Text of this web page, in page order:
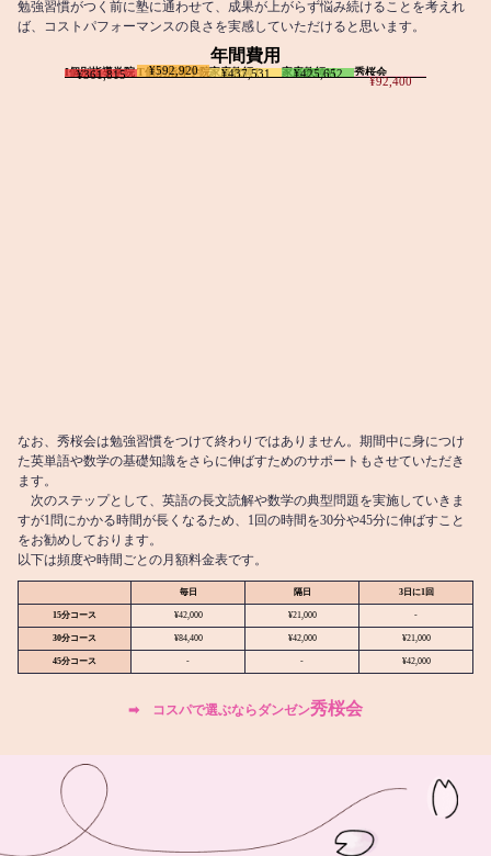
勉強習慣がつく前に塾に通わせて、成果が上がらず悩み続けることを考えれ
ば、コストパフォーマンスの良さを実感していただけると思います。
年間費用
I個別指導学院
¥361,815 T個別指導学院
¥592,920 家庭教師T
¥437,531 家庭教師M
¥425,652 秀桜会
¥92,400
なお、秀桜会は勉強習慣をつけて終わりではありません。期間中に身につけ
た英単語や数学の基礎知識をさらに伸ばすためのサポートもさせていただき
ます。
次のステップとして、英語の長文読解や数学の典型問題を実施していきま
すが1問にかかる時間が長くなるため、1回の時間を30分や45分に伸ばすこと
をお勧めしております。
以下は頻度や時間ごとの月額料金表です。
毎日 隔日 3日に1回
15分コース ¥42,000 ¥21,000 -
30分コース ¥84,400 ¥42,000 ¥21,000
45分コース - - ¥42,000
➡︎ コスパで選ぶならダンゼン秀桜会